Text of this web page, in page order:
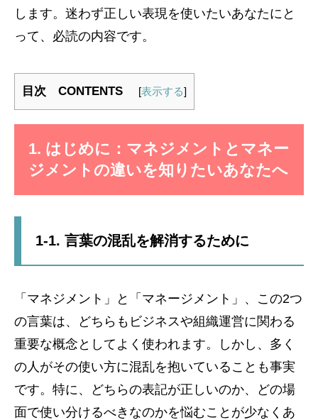
します。迷わず正しい表現を使いたいあなたにと
って、必読の内容です。
目次 CONTENTS [表示する]
1. はじめに：マネジメントとマネー
ジメントの違いを知りたいあなたへ
1-1. 言葉の混乱を解消するために
「マネジメント」と「マネージメント」、この2つ
の言葉は、どちらもビジネスや組織運営に関わる
重要な概念としてよく使われます。しかし、多く
の人がその使い方に混乱を抱いていることも事実
です。特に、どちらの表記が正しいのか、どの場
面で使い分けるべきなのかを悩むことが少なくあ